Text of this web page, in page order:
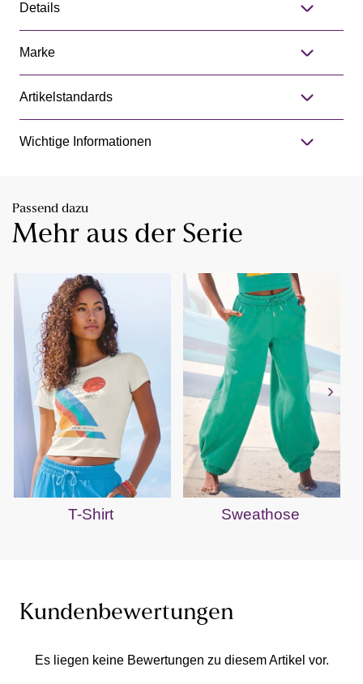
Details
Marke
Artikelstandards
Wichtige Informationen
Passend dazu
Mehr aus der Serie
T-Shirt Sweathose
Kundenbewertungen
Es liegen keine Bewertungen zu diesem Artikel vor.